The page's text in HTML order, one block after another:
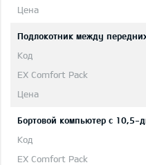
Подлокотник между
Бортовой компьютер с